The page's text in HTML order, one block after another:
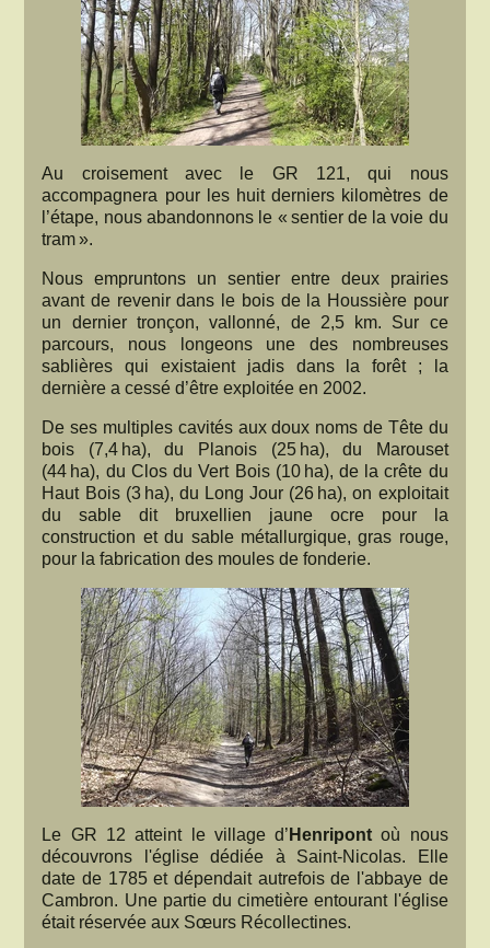
Au croisement avec le GR 121, qui nous
accompagnera pour les huit derniers kilomètres de
l’étape, nous abandonnons le « sentier de la voie du
tram ».
Nous empruntons un sentier entre deux prairies
avant de revenir dans le bois de la Houssière pour
un dernier tronçon, vallonné, de 2,5 km. Sur ce
parcours, nous longeons une des nombreuses
sablières qui existaient jadis dans la forêt ; la
dernière a cessé d’être exploitée en 2002.
De ses multiples cavités aux doux noms de Tête du
bois (7,4 ha), du Planois (25 ha), du Marouset
(44 ha), du Clos du Vert Bois (10 ha), de la crête du
Haut Bois (3 ha), du Long Jour (26 ha), on exploitait
du sable dit bruxellien jaune ocre pour la
construction et du sable métallurgique, gras rouge,
pour la fabrication des moules de fonderie.
Le GR 12 atteint le village d’ Henripont où nous
découvrons l'église dédiée à Saint-Nicolas. Elle
date de 1785 et dépendait autrefois de l'abbaye de
Cambron. Une partie du cimetière entourant l'église
était réservée aux Sœurs Récollectines.